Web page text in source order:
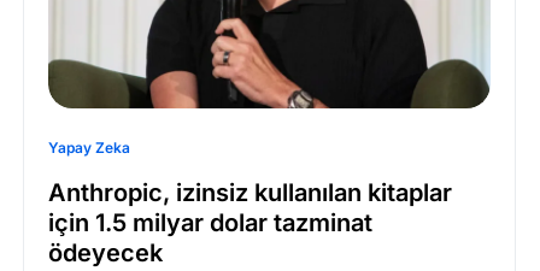
Yapay Zeka
Anthropic, izinsiz kullanılan kitaplar
için 1.5 milyar dolar tazminat
ödeyecek